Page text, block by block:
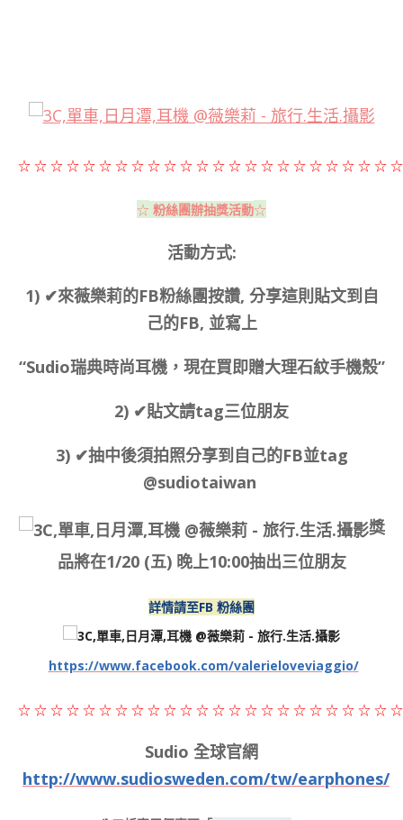
☆ ☆ ☆ ☆ ☆ ☆ ☆ ☆ ☆ ☆ ☆ ☆ ☆ ☆ ☆ ☆ ☆ ☆ ☆ ☆ ☆ ☆ ☆ ☆
☆ 粉絲團辦抽獎活動☆
活動方式:
1) ✔來薇樂莉的FB粉絲團按讚, 分享這則貼文到自
己的FB, 並寫上
“Sudio瑞典時尚耳機，現在買即贈大理石紋手機殼”
2) ✔貼文請tag三位朋友
3) ✔抽中後須拍照分享到自己的FB並tag
@sudiotaiwan
獎
品將在1/20 (五) 晚上10:00抽出三位朋友
詳情請至FB 粉絲團
https://www.facebook.com/valerieloveviaggio/
☆ ☆ ☆ ☆ ☆ ☆ ☆ ☆ ☆ ☆ ☆ ☆ ☆ ☆ ☆ ☆ ☆ ☆ ☆ ☆ ☆ ☆ ☆ ☆
Sudio 全球官網
http://www.sudiosweden.com/tw/earphones/